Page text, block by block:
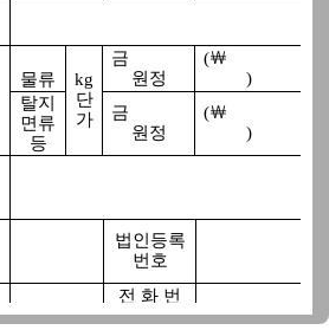
물류
kg
단
가
금
원정
(￦
)
탈지
면류
등
금
원정
(￦
)
법인등록
번호
전 화 번
호